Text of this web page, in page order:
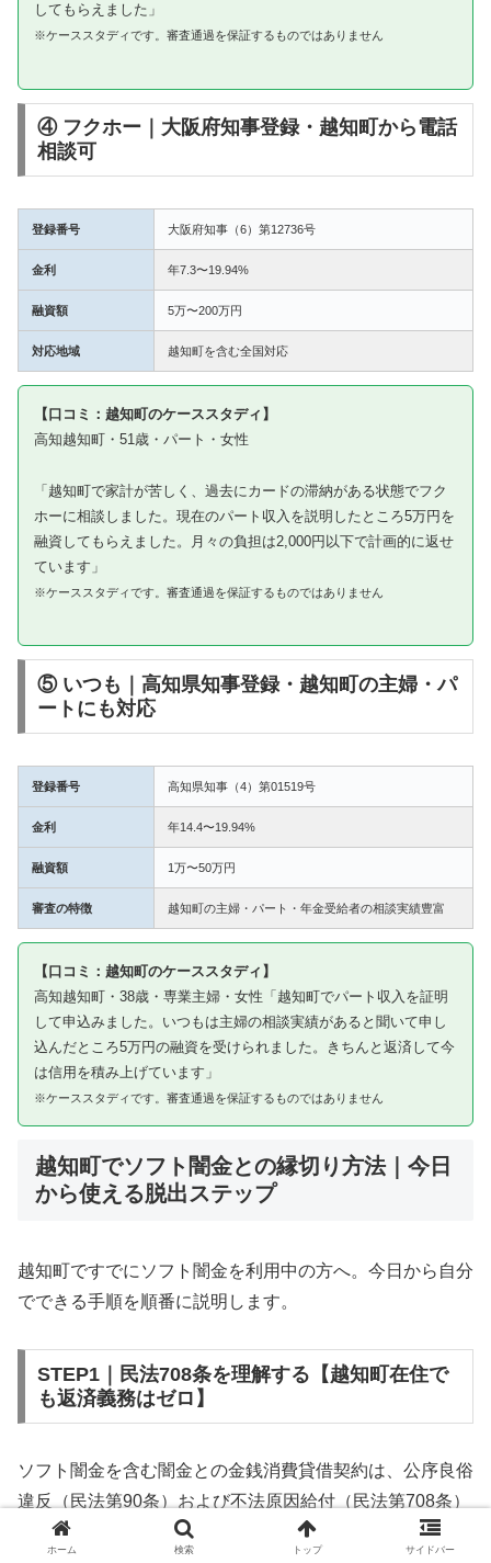
してもらえました」
※ケーススタディです。審査通過を保証するものではありません
④ フクホー｜大阪府知事登録・越知町から電話
相談可
登録番号 大阪府知事（6）第12736号
金利 年7.3〜19.94%
融資額 5万〜200万円
対応地域 越知町を含む全国対応
【口コミ：越知町のケーススタディ】
高知越知町・51歳・パート・女性
「越知町で家計が苦しく、過去にカードの滞納がある状態でフク
ホーに相談しました。現在のパート収入を説明したところ5万円を
融資してもらえました。月々の負担は2,000円以下で計画的に返せ
ています」
※ケーススタディです。審査通過を保証するものではありません
⑤ いつも｜高知県知事登録・越知町の主婦・パ
ートにも対応
登録番号 高知県知事（4）第01519号
金利 年14.4〜19.94%
融資額 1万〜50万円
審査の特徴 越知町の主婦・パート・年金受給者の相談実績豊富
【口コミ：越知町のケーススタディ】
高知越知町・38歳・専業主婦・女性「越知町でパート収入を証明
して申込みました。いつもは主婦の相談実績があると聞いて申し
込んだところ5万円の融資を受けられました。きちんと返済して今
は信用を積み上げています」
※ケーススタディです。審査通過を保証するものではありません
越知町でソフト闇金との縁切り方法｜今日
から使える脱出ステップ
越知町ですでにソフト闇金を利用中の方へ。今日から自分
でできる手順を順番に説明します。
STEP1｜民法708条を理解する【越知町在住で
も返済義務はゼロ】
ソフト闇金を含む闇金との金銭消費貸借契約は、公序良俗
違反（民法第90条）および不法原因給付（民法第708条）
に該当するため、法的には無効です。越知町在住であって
ホーム 検索 トップ サイドバー